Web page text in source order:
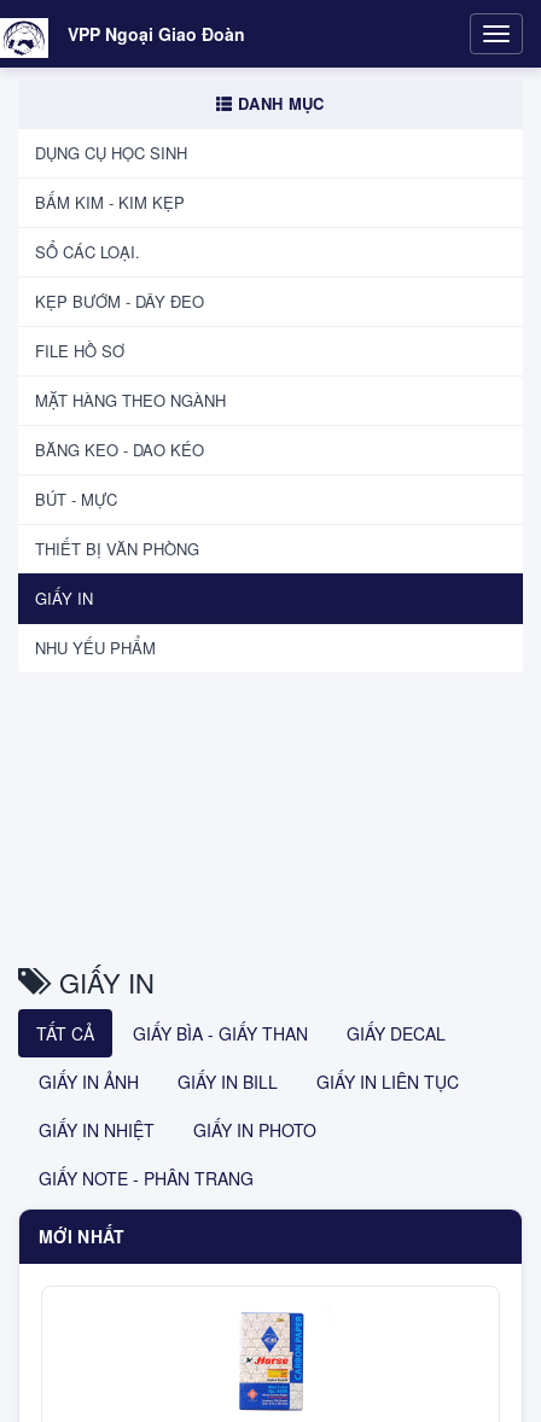
VPP Ngoại Giao Đoàn
DANH MỤC
DỤNG CỤ HỌC SINH
BẤM KIM - KIM KẸP
SỔ CÁC LOẠI.
KẸP BƯỚM - DÂY ĐEO
FILE HỒ SƠ
MẶT HÀNG THEO NGÀNH
BĂNG KEO - DAO KÉO
BÚT - MỰC
THIẾT BỊ VĂN PHÒNG
GIẤY IN
NHU YẾU PHẨM
GIẤY IN
TẤT CẢ GIẤY BÌA - GIẤY THAN
GIẤY DECAL
GIẤY IN ẢNH
GIẤY IN BILL
GIẤY IN LIÊN TỤC
GIẤY IN NHIỆT
GIẤY IN PHOTO
GIẤY NOTE - PHÂN TRANG
MỚI NHẤT